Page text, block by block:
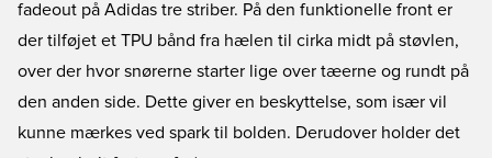
fadeout på Adidas tre striber. På den funktionelle front er
der tilføjet et TPU bånd fra hælen til cirka midt på støvlen,
over der hvor snørerne starter lige over tæerne og rundt på
den anden side. Dette giver en beskyttelse, som især vil
kunne mærkes ved spark til bolden. Derudover holder det